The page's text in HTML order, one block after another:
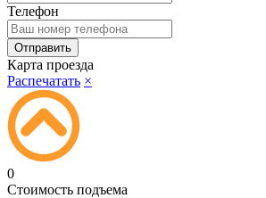
Телефон
Карта проезда
Распечатать ×
0
Стоимость подъема